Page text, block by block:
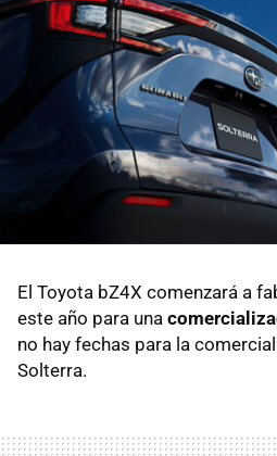
El Toyota bZ4X comenzará a
este año para una
no hay fechas para la
Solterra.